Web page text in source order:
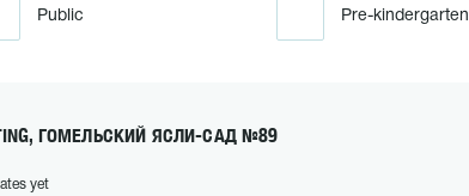
Public Pre-kindergarten
ГОМЕЛЬСКИЙ ЯСЛИ-САД №89
yet